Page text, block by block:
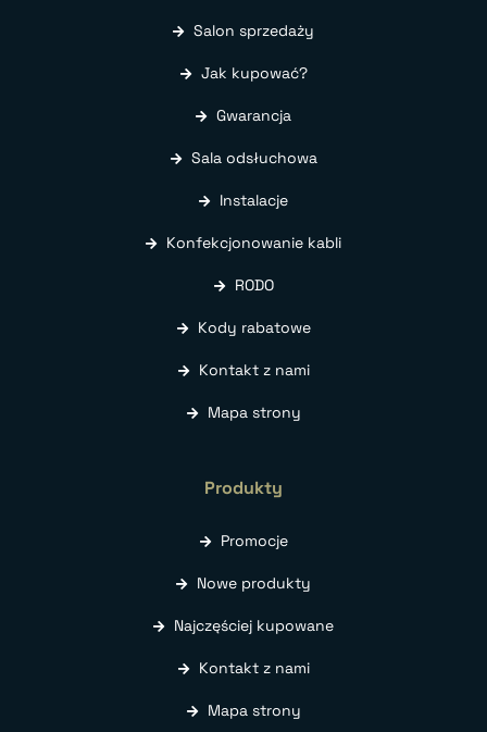
Salon sprzedaży
Jak kupować?
Gwarancja
Sala odsłuchowa
Instalacje
Konfekcjonowanie kabli
RODO
Kody rabatowe
Kontakt z nami
Mapa strony
Produkty
Promocje
Nowe produkty
Najczęściej kupowane
Kontakt z nami
Mapa strony